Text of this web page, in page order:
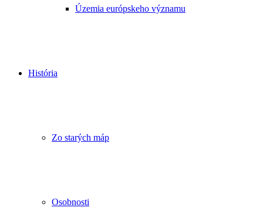
Územia európskeho významu
História
Zo starých máp
Osobnosti